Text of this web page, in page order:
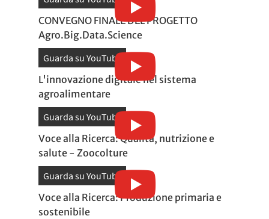
CONVEGNO FINALE DEL PROGETTO
Agro.Big.Data.Science
Guarda su YouTube
L'innovazione digitale nel sistema
agroalimentare
Guarda su YouTube
Voce alla Ricerca: Qualità, nutrizione e
salute - Zoocolture
Guarda su YouTube
Voce alla Ricerca: Produzione primaria e
sostenibile